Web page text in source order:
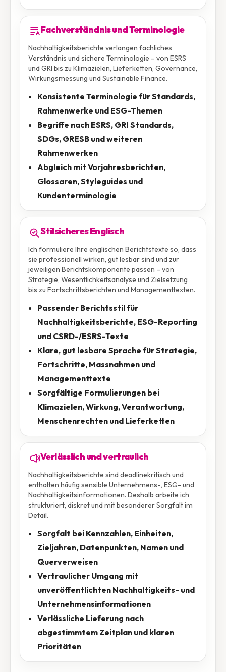
Fachverständnis und Terminologie
Nachhaltigkeitsberichte verlangen fachliches
Verständnis und sichere Terminologie – von ESRS
und GRI bis zu Klimazielen, Lieferketten, Governance,
Wirkungsmessung und Sustainable Finance.
Konsistente Terminologie für Standards,
Rahmenwerke und ESG-Themen
Begriffe nach ESRS, GRI Standards,
SDGs, GRESB und weiteren
Rahmenwerken
Abgleich mit Vorjahresberichten,
Glossaren, Styleguides und
Kundenterminologie
Stilsicheres Englisch
Ich formuliere Ihre englischen Berichtstexte so, dass
sie professionell wirken, gut lesbar sind und zur
jeweiligen Berichtskomponente passen – von
Strategie, Wesentlichkeitsanalyse und Zielsetzung
bis zu Fortschrittsberichten und Managementtexten.
Passender Berichtsstil für
Nachhaltigkeitsberichte, ESG-Reporting
und CSRD-/ESRS-Texte
Klare, gut lesbare Sprache für Strategie,
Fortschritte, Massnahmen und
Managementtexte
Sorgfältige Formulierungen bei
Klimazielen, Wirkung, Verantwortung,
Menschenrechten und Lieferketten
Verlässlich und vertraulich
Nachhaltigkeitsberichte sind deadlinekritisch und
enthalten häufig sensible Unternehmens-, ESG- und
Nachhaltigkeitsinformationen. Deshalb arbeite ich
strukturiert, diskret und mit besonderer Sorgfalt im
Detail.
Sorgfalt bei Kennzahlen, Einheiten,
Zieljahren, Datenpunkten, Namen und
Querverweisen
Vertraulicher Umgang mit
unveröffentlichten Nachhaltigkeits- und
Unternehmensinformationen
Verlässliche Lieferung nach
abgestimmtem Zeitplan und klaren
Prioritäten